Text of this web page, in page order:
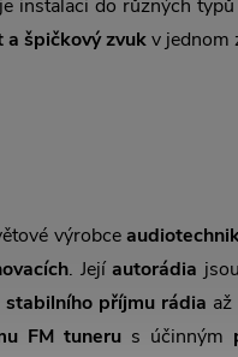
instalaci do různých
špičkový zvukv jednom
výrobce
. Jejíautorádia
stabilního příjmu rádia až
FM tunerus účinným